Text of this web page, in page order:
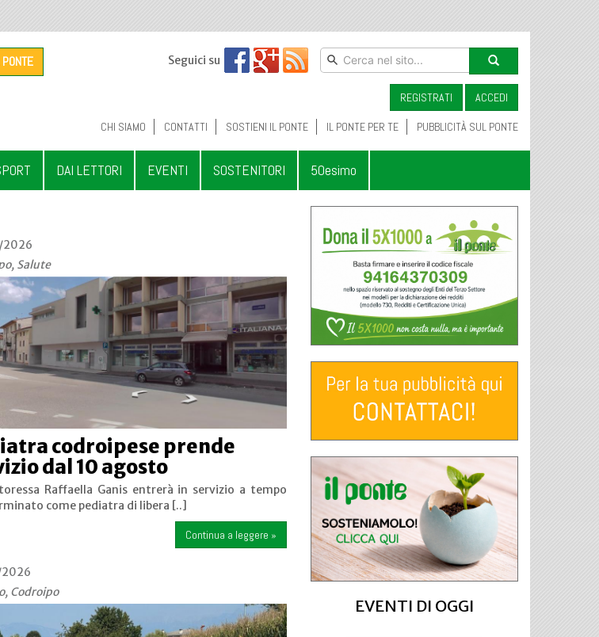
Seguici su
REGISTRATI ACCEDI
CHI SIAMO CONTATTI SOSTIENI IL PONTE IL PONTE PER TE PUBBLICITÀ SUL PONTE
DAI LETTORI EVENTI SOSTENITORI 50esimo
Salute
codroipese prende
dal 10 agosto
Raffaella Ganis entrerà in servizio a tempo
come pediatra di libera [..]
Continua a leggere »
Codroipo
EVENTI DI OGGI